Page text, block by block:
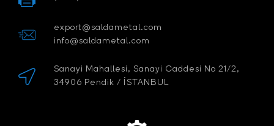
export@saldametal.com
info@saldametal.com
Sanayi Mahallesi, Sanayi Caddesi No 21/2,
34906 Pendik / İSTANBUL